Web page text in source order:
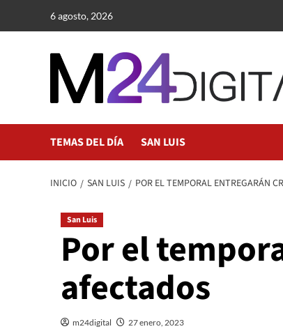
6 agosto, 2026
TEMAS DEL DÍA SAN LUIS
INICIO SAN LUIS POR EL TEMPORAL ENTREGARÁN
San Luis
Por el
afectados
m24digital 27 enero, 2023